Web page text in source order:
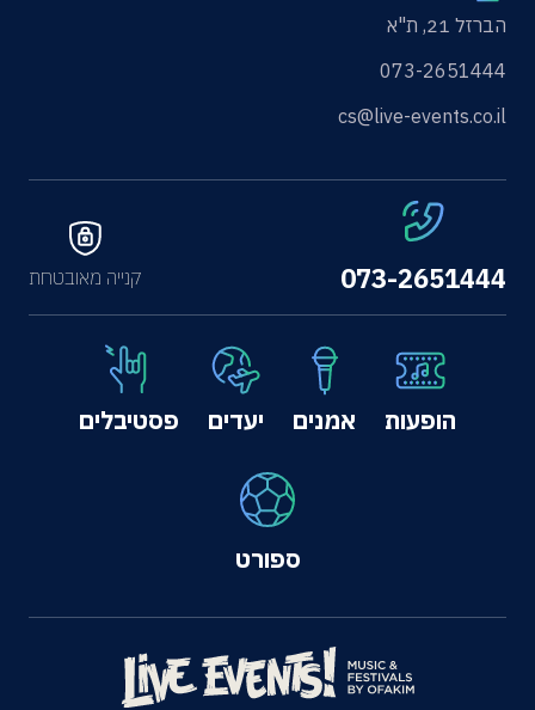
הברזל 21, ת"א
073-2651444
cs@live-events.co.il
073-2651444
הופעות אמנים יעדים פסטיבלים
ספורט
קנייה מאובטחת